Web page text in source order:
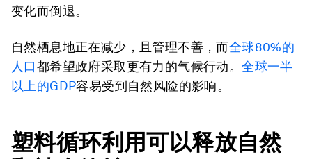
变化而倒退。
自然栖息地正在减少，且管理不善，而全球80%的
人口都希望政府采取更有力的气候行动。全球一半
以上的GDP容易受到自然风险的影响。
塑料循环利用可以释放自然